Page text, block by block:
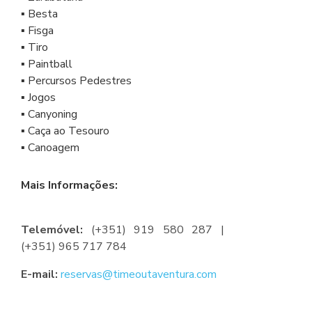
▪ Besta
▪ Fisga
▪ Tiro
▪ Paintball
▪ Percursos Pedestres
▪ Jogos
▪ Canyoning
▪ Caça ao Tesouro
▪ Canoagem
Mais Informações:
Telemóvel: (+351) 919 580 287 |
(+351) 965 717 784
E-mail: reservas@timeoutaventura.com